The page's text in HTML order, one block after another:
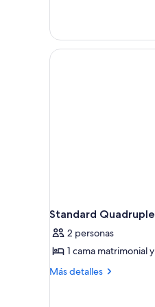
cuádruple
estándar
Standard
2 personas
1 cama matrimonial
Más detalles
Más